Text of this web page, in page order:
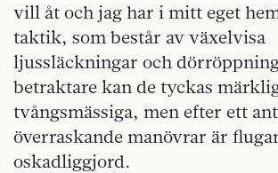
vill åt och jag har i mitt eget
taktik, som består av växelvisa
ljussläckningar och
betraktare kan de tyckas
tvångsmässiga, men efter ett
överraskande manövrar är
oskadliggjord.